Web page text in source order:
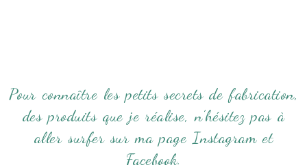
Pour connaître les petits secrets de fabrication,
des produits que je réalise, n’hésitez pas à
aller surfer sur ma page Instagram et
Facebook.